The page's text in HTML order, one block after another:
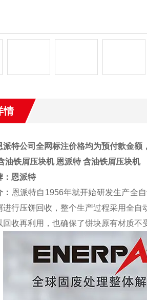
情
派特公司全网标注价格均为预付款金额
油铁屑压块机 恩派特 含油铁屑压块机
恩派特
恩派特自1956年就开始研发生产全
进行压饼回收，整个生产过程采用全
回收再利用，也确保了饼块原有材质不